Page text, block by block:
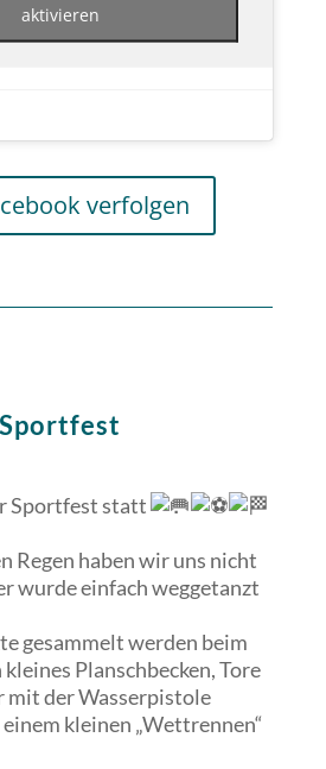
aktivieren
verfolgen
Sportfest
Sportfest statt
Regen haben wir uns nicht
wurde einfach weggetanzt
gesammelt werden beim
Planschbecken, Tore
mit der Wasserpistole
kleinen „Wettrennen“